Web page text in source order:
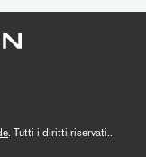
. Tutti i diritti riservati..